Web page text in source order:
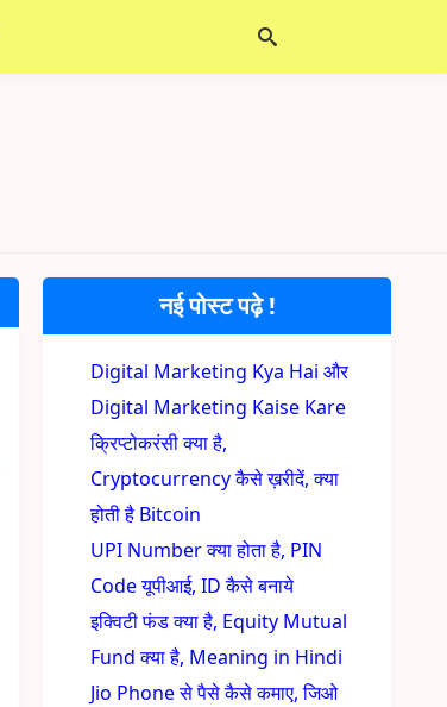
नई पोस्ट पढ़े !
Digital Marketing Kya Hai और
Digital Marketing Kaise Kare
क्रिप्टोकरंसी क्या है,
Cryptocurrency कैसे ख़रीदें, क्या
होती है Bitcoin
UPI Number क्या होता है, PIN
Code यूपीआई, ID कैसे बनाये
इक्विटी फंड क्या है, Equity Mutual
Fund क्या है, Meaning in Hindi
Jio Phone से पैसे कैसे कमाए, जिओ